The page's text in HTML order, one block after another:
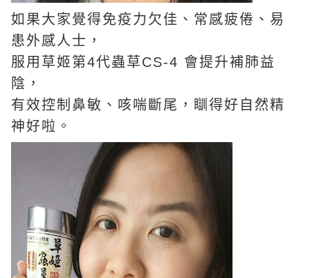
如果大家覺得免疫力欠佳、常感疲倦、易
患外感人士，
服用草姬第4代蟲草CS-4 會提升補肺益
陰，
有效控制鼻敏、咳喘斷尾，瞓得好自然精
神好啦。